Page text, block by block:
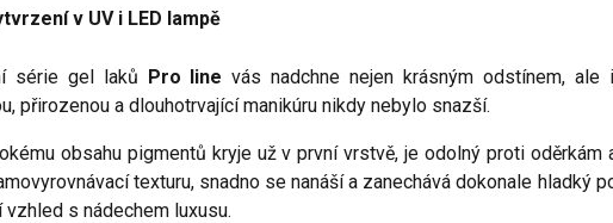
v UV i LED lampě
série gel laků Pro line vás nadchne nejen krásným odstínem,
přirozenou a dlouhotrvající manikúru nikdy nebylo snazší.
obsahu pigmentů kryje už v první vrstvě, je odolný proti oděrkám
texturu, snadno se nanáší a zanechává dokonale hladký
vzhled s nádechem luxusu.